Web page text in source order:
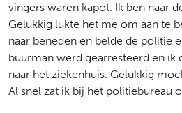
vingers waren kapot. Ik ben naar
Gelukkig lukte het me om aan te
naar beneden en belde de politie
buurman werd gearresteerd en ik
naar het ziekenhuis. Gelukkig
Al snel zat ik bij het politiebureau